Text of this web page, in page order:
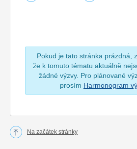
Pokud je tato stránka prázdná,
že k tomuto tématu aktuálně
žádné výzvy. Pro plánované
prosím Harmonogram
Na začátek stránky